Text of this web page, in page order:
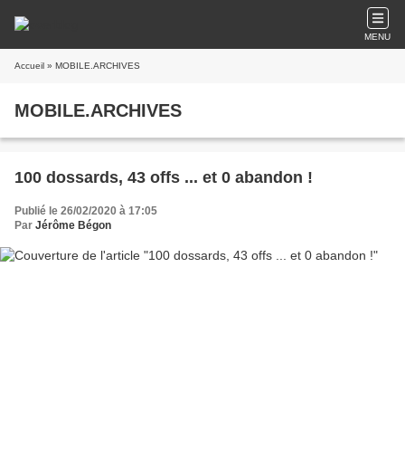
MENU
Accueil » MOBILE.ARCHIVES
MOBILE.ARCHIVES
100 dossards, 43 offs ... et 0 abandon !
Publié le 26/02/2020 à 17:05
Par Jérôme Bégon